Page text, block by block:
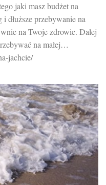
jaki masz budżet na
dłuższe przebywanie na
na Twoje zdrowie. Dalej
na małej…
jachcie/